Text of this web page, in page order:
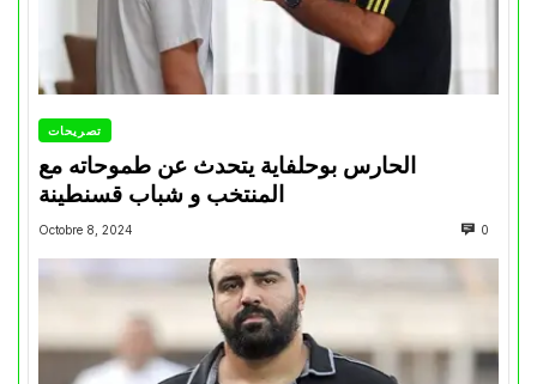
تصريحات
الحارس بوحلفاية يتحدث عن طموحاته مع
المنتخب و شباب قسنطينة
Octobre 8, 2024 0